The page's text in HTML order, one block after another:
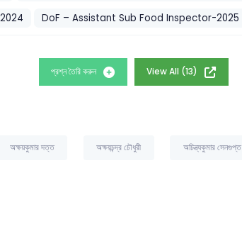
DoF – Assistant Sub Food Inspector-2025
প্রশ্ন তৈরি করুন View All (13)
অক্ষয়কুমার দত্ত অক্ষয়চন্দ্র চৌধুরী অচিন্ত্যকুমার সেনগুপ্ত